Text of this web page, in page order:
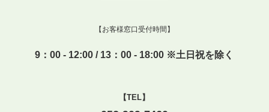
【お客様窓口受付時間】
9：00 - 12:00 / 13：00 - 18:00 ※土日祝を除く
【TEL】